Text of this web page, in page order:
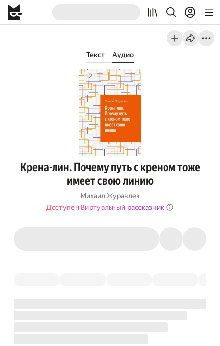
Текст Аудио
Крена-лин. Почему путь с креном тоже
имеет свою линию
Михаил Журавлев
Доступен Виртуальный рассказчик